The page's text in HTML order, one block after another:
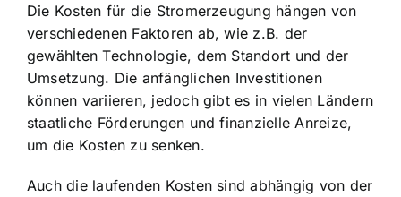
Die Kosten für die Stromerzeugung hängen von
verschiedenen Faktoren ab, wie z.B. der
gewählten Technologie, dem Standort und der
Umsetzung. Die anfänglichen Investitionen
können variieren, jedoch gibt es in vielen Ländern
staatliche Förderungen und finanzielle Anreize,
um die Kosten zu senken.
Auch die laufenden Kosten sind abhängig von der